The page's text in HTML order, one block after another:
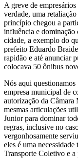
A greve de
verdade, uma
princípio chegou a
influência e dominação
cidade, a exemplo do
prefeito Eduardo
rapidão e até anunciar
colocava 50 ônibus
Nós aqui questionamos
empresa municipal de
autorização da Câmara
mesmas articulações
Junior para dominar
regras, inclusive no
vergonhosamente
eles é uma
Transporte Coletivo e